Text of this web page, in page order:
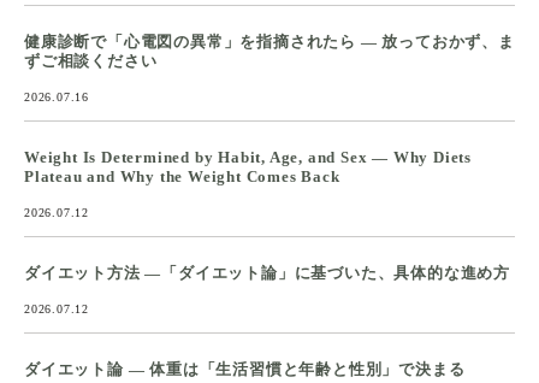
健康診断で「心電図の異常」を指摘されたら ― 放っておかず、ま
ずご相談ください
2026.07.16
Weight Is Determined by Habit, Age, and Sex — Why Diets
Plateau and Why the Weight Comes Back
2026.07.12
ダイエット方法 ―「ダイエット論」に基づいた、具体的な進め方
2026.07.12
ダイエット論 ― 体重は「生活習慣と年齢と性別」で決まる